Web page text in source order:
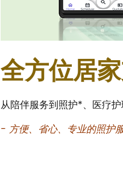
全方位居
从陪伴服务到照护*、医疗
- 方便、省心、专业的照护